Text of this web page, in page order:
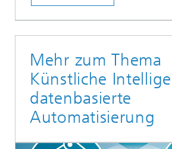
Mehr zum Thema
Künstliche
datenbasierte
Automatisierung